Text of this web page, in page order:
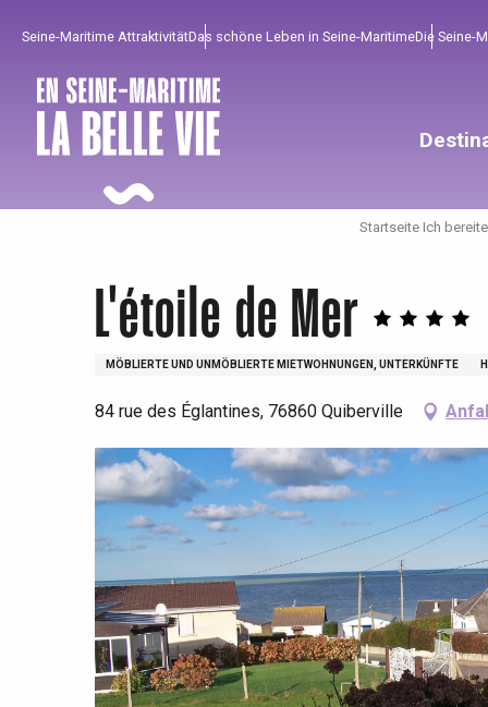
principal
Seine-Maritime AttraktivitätDas schöne Leben in Seine-MaritimeDie Seine-
Die gesamte Agenda
Frühling
Wenn es regnet
Mit den Kindern
Unter Freunden
Trendige Orte
Bester Brunch
Restaurants mit
Aussicht
Aufenthalte am Meer
Aufenthalte mit dem
Fahrradaufenthalte
Startseite Ich
L'étoile de Mer
MÖBLIERTE UND UNMÖBLIERTE MIETWOHNUNGEN, UNTERKÜNFTE
84 rue des Églantines, 76860 Quiberville